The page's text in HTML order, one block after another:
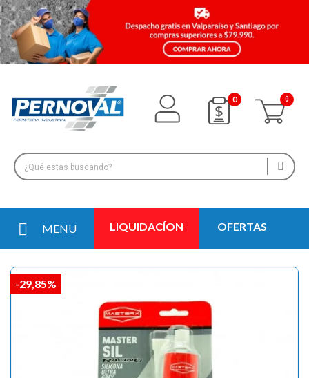
0
MENU LIQUIDACÍON OFERTAS
-29,85%